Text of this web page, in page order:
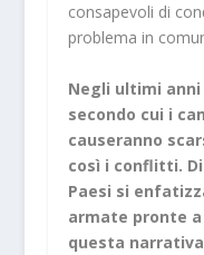
consapevoli di
problema in
Negli ultimi
secondo cui i
causeranno
così i conflitti.
Paesi si
armate pronte a
questa